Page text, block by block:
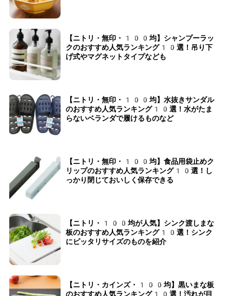
【ニトリ・無印・100均】シャンプーラッ
クのおすすめ人気ランキング10選！吊り下
げ式やマグネットタイプなども
【ニトリ・無印・100均】水抜きサンダル
のおすすめ人気ランキング10選！水がたま
らないベランダで履けるものなど
【ニトリ・無印・100均】食品用袋止めク
リップのおすすめ人気ランキング10選！し
っかり閉じておいしく保存できる
【ニトリ・100均が人気】シンク渡しまな
板のおすすめ人気ランキング10選！シンク
にピッタリサイズのものを紹介
【ニトリ・カインズ・100均】黒いまな板
のおすすめ人気ランキング10選！汚れが目